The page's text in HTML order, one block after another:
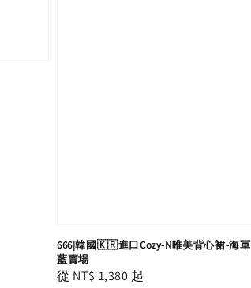
666|韓國🇰🇷進口Cozy-N唯美背心裙-海軍
藍賣場
Regular
從 NT$ 1,380 起